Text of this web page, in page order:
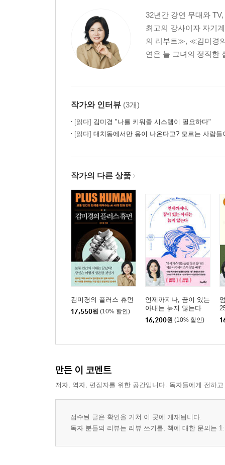
2장 WORK 1
여자, 자발적 생계부양자가 돼라
남자가 돈 못 버는 건 이혼 사유가 아니라 여자가
일하는 여자는 팔자가 세다고?
아직도 잘 모르겠어? 너 자신에게 물어봐
여자는 결혼 후의 선택이 진짜다
엄마가 포기하면 딸도 포기한다
여자의 삶은 ‘이종격투기’
남자들의 ‘전우애’에서 배워라
여자들은 낮에만 일하는 ‘아르바이트생’ 같아요
할퀸 상처를 봉합하는 것도 실력이야
열외 되는 순간 끝장이야
집안 다이어리와 회사 다이어리, 구분 좀 해!
회사에서는 영리하게, 집 안에서는 용기 있게
시어머니를 ‘파트너’로 만드는 비법
남자 후배들에게 정보를 흘려라
‘정치적 야심’ 안 드러내면 착한 여자 될 거 같니?
아이디어라는 단어는 꺼내지도 마
“저요!” “밥 한번 드시죠.”
32년간 강연 무대와
최고의 강사이자 자기
의 리부트≫, ≪김미경
연은 늘 그녀의 정직한
작가와 인터뷰 (3개)
[읽다] 김미경 "나를 키워줄 시스템이 필요하다"
[읽다] 대치동에서만 용이 나온다고? 모르는 사람
작가의 다른 상품
김미경의 플러스 휴먼
17,550원 (10% 할인)
언제까지나, 꿈이 있는
아내는 늙지 않는다
16,200원 (10% 할인)
만든 이 코멘트
저자, 역자, 편집자를 위한 공간입니다. 독자들에게 전하
접수된 글은 확인을 거쳐 이 곳에 게재됩니다.
독자 분들의 리뷰는 리뷰 쓰기를, 책에 대한 문의는